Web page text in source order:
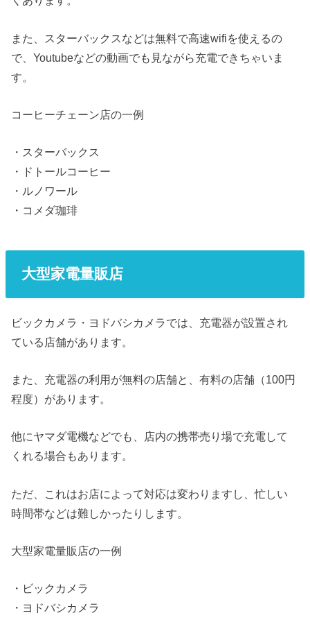
また、スターバックスなどは無料で高速wifiを使えるの
で、Youtubeなどの動画でも見ながら充電できちゃいま
す。
コーヒーチェーン店の一例
・スターバックス
・ドトールコーヒー
・ルノワール
・コメダ珈琲
大型家電量販店
ビックカメラ・ヨドバシカメラでは、充電器が設置され
ている店舗があります。
また、充電器の利用が無料の店舗と、有料の店舗（100円
程度）があります。
他にヤマダ電機などでも、店内の携帯売り場で充電して
くれる場合もあります。
ただ、これはお店によって対応は変わりますし、忙しい
時間帯などは難しかったりします。
大型家電量販店の一例
・ビックカメラ
・ヨドバシカメラ